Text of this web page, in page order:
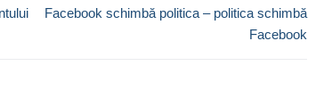
Next
Facebook schimbă politica – politica schimbă
Facebook